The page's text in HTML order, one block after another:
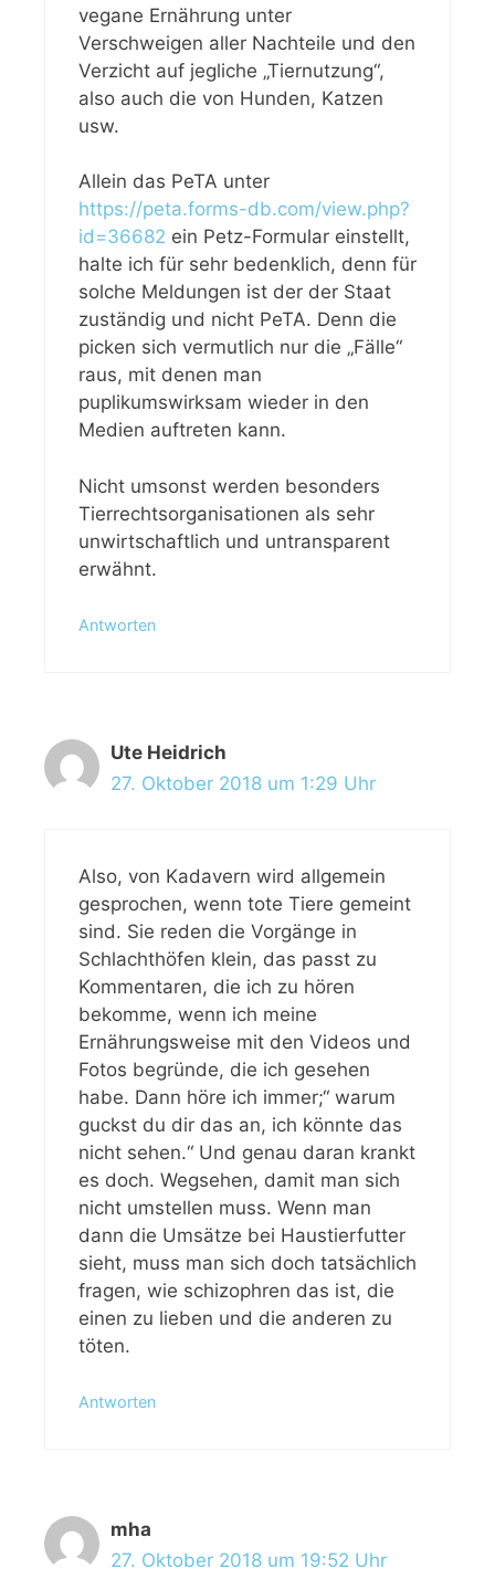
vegane Ernährung unter
Verschweigen aller Nachteile und den
Verzicht auf jegliche „Tiernutzung“,
also auch die von Hunden, Katzen
usw.
Allein das PeTA unter
https://peta.forms-db.com/view.php?
id=36682 ein Petz-Formular einstellt,
halte ich für sehr bedenklich, denn für
solche Meldungen ist der der Staat
zuständig und nicht PeTA. Denn die
picken sich vermutlich nur die „Fälle“
raus, mit denen man
puplikumswirksam wieder in den
Medien auftreten kann.
Nicht umsonst werden besonders
Tierrechtsorganisationen als sehr
unwirtschaftlich und untransparent
erwähnt.
Antworten
Ute Heidrich
27. Oktober 2018 um 1:29 Uhr
Also, von Kadavern wird allgemein
gesprochen, wenn tote Tiere gemeint
sind. Sie reden die Vorgänge in
Schlachthöfen klein, das passt zu
Kommentaren, die ich zu hören
bekomme, wenn ich meine
Ernährungsweise mit den Videos und
Fotos begründe, die ich gesehen
habe. Dann höre ich immer;“ warum
guckst du dir das an, ich könnte das
nicht sehen.“ Und genau daran krankt
es doch. Wegsehen, damit man sich
nicht umstellen muss. Wenn man
dann die Umsätze bei Haustierfutter
sieht, muss man sich doch tatsächlich
fragen, wie schizophren das ist, die
einen zu lieben und die anderen zu
töten.
Antworten
mha
27. Oktober 2018 um 19:52 Uhr